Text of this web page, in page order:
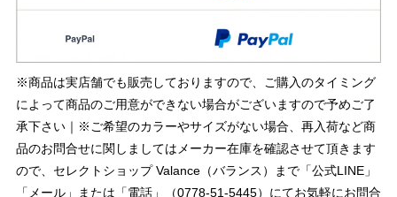
※商品は実店舗でも販売しておりますので、ご購入のタイミング
によって商品のご用意ができない場合がございますので予めご了
承下さい｜※ご希望のカラーやサイズがない場合、再入荷など商
品のお問合せに関しましてはメーカー在庫を確認させて頂きます
ので、セレクトショップ Valance（バランス）まで「公式LINE」
「メール」または「電話」（0778-51-5445）にてお気軽にお問合